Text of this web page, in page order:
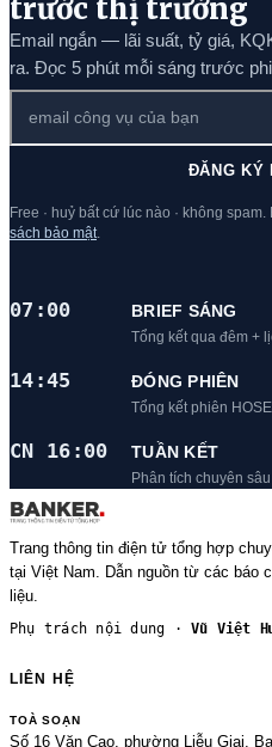
trước thị trường
Email ngắn — lãi suất, tỷ giá,
ra. Đọc 5 phút mỗi sáng trước
ĐĂNG KÝ
Free · huỷ bất cứ lúc nào · không
sách bảo mật
07:00 BRIEF SÁNG
Tổng kết qua đêm +
14:45 ĐÓNG PHIÊN
Tổng kết phiên
CN 16:00 TUẦN KẾT
Phân tích chuyên
Trang thông tin điện tử tổng hợp
tại Việt Nam. Dẫn nguồn từ các báo
liệu.
Phụ trách nội dung ·Vũ Việt
LIÊN HỆ
TOÀ SOẠN
Số 16 Văn Cao, phường Liễu Giai,